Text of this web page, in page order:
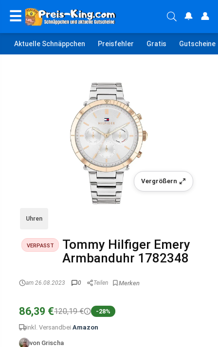
☰ 🔔 👤
Aktuelle Schnäppchen Preisfehler Gratis Gutscheine
Vergrößern
Uhren
VERPASST
Tommy Hilfiger Emery
Armbanduhr 1782348
am 26.08.2023 0 Teilen
86,39 €120,19 € -28%
inkl. Versand bei Amazon
von Grischa